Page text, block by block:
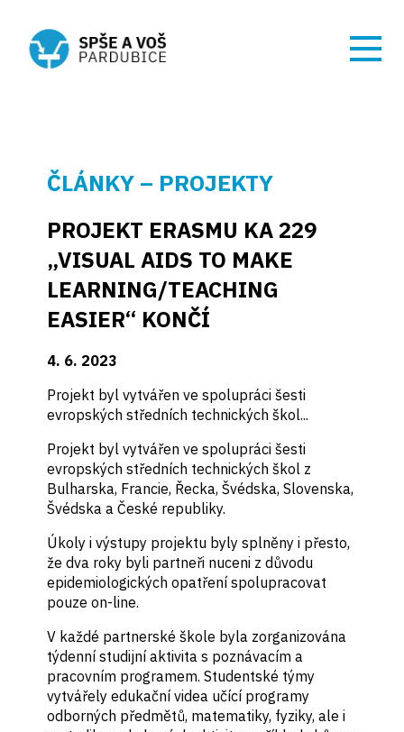
ČLÁNKY – PROJEKTY
PROJEKT ERASMU KA 229
„VISUAL AIDS TO MAKE
LEARNING/TEACHING
EASIER“ KONČÍ
4. 6. 2023
Projekt byl vytvářen ve spolupráci šesti
evropských středních technických škol...
Projekt byl vytvářen ve spolupráci šesti
evropských středních technických škol z
Bulharska, Francie, Řecka, Švédska, Slovenska,
Švédska a České republiky.
Úkoly i výstupy projektu byly splněny i přesto,
že dva roky byli partneři nuceni z důvodu
epidemiologických opatření spolupracovat
pouze on-line.
V každé partnerské škole byla zorganizována
týdenní studijní aktivita s poznávacím a
pracovním programem. Studentské týmy
vytvářely edukační videa učící programy
odborných předmětů, matematiky, fyziky, ale i